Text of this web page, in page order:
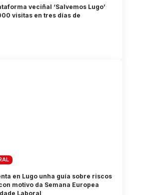
veciñal ‘Salvemos Lugo’
visitas en tres días de
en Lugo unha guía sobre riscos
motivo da Semana Europea
Laboral